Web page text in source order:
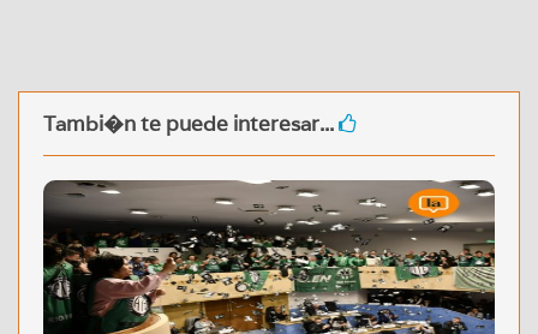
Tambi�n te puede interesar...